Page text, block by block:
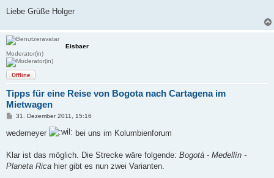
Liebe Grüße Holger
Eisbaer
Moderator(in)
Offline
Tipps für eine Reise von Bogota nach Cartagena im
Mietwagen
B
t
g
31. Dezember 2011, 15:16
wedemeyer bei uns im Kolumbienforum
Klar ist das möglich. Die Strecke wäre folgende: Bogotá - Medellín -
Planeta Rica hier gibt es nun zwei Varianten.